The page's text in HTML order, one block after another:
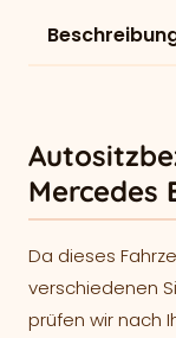
Mercedes
Da dieses
verschiedenen
prüfen wir nach